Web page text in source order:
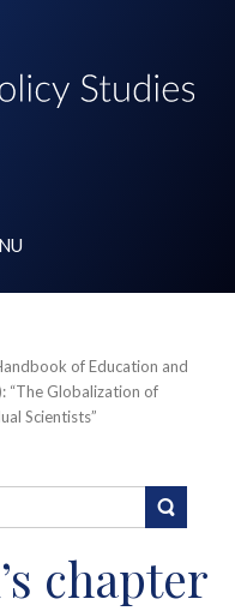
of Education and
“The Globalization of
Scientists”
chapter